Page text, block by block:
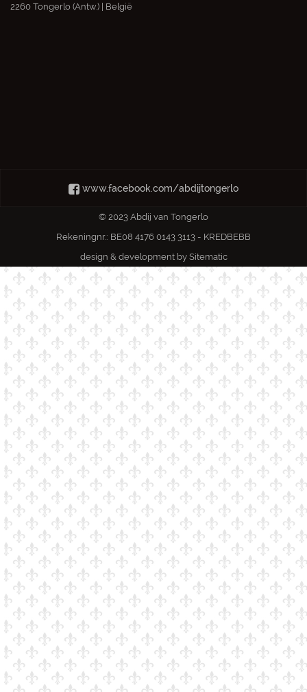
2260 Tongerlo (Antw.) | België
www.facebook.com/abdijtongerlo
© 2023 Abdij van Tongerlo
Rekeningnr.: BE08 4176 0143 3113 - KREDBEBB
design & development by Sitematic